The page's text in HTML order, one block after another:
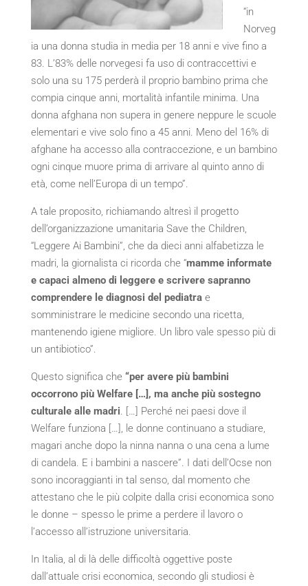
“in
Norveg
ia una donna studia in media per 18 anni e vive fino a
83. L’83% delle norvegesi fa uso di contraccettivi e
solo una su 175 perderà il proprio bambino prima che
compia cinque anni, mortalità infantile minima. Una
donna afghana non supera in genere neppure le scuole
elementari e vive solo fino a 45 anni. Meno del 16% di
afghane ha accesso alla contraccezione, e un bambino
ogni cinque muore prima di arrivare al quinto anno di
età, come nell’Europa di un tempo”.
A tale proposito, richiamando altresì il progetto
dell’organizzazione umanitaria Save the Children,
“Leggere Ai Bambini”, che da dieci anni alfabetizza le
madri, la giornalista ci ricorda che “mamme informate
e capaci almeno di leggere e scrivere sapranno
comprendere le diagnosi del pediatra e
somministrare le medicine secondo una ricetta,
mantenendo igiene migliore. Un libro vale spesso più di
un antibiotico”.
Questo significa che “per avere più bambini
occorrono più Welfare […], ma anche più sostegno
culturale alle madri. […] Perché nei paesi dove il
Welfare funziona […], le donne continuano a studiare,
magari anche dopo la ninna nanna o una cena a lume
di candela. E i bambini a nascere”. I dati dell’Ocse non
sono incoraggianti in tal senso, dal momento che
attestano che le più colpite dalla crisi economica sono
le donne – spesso le prime a perdere il lavoro o
l’accesso all’istruzione universitaria.
In Italia, al di là delle difficoltà oggettive poste
dall’attuale crisi economica, secondo gli studiosi è